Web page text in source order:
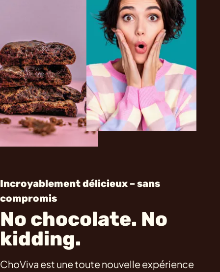
Incroyablement délicieux – sans
compromis
No chocolate. No
kidding.
ChoViva est une toute nouvelle expérience